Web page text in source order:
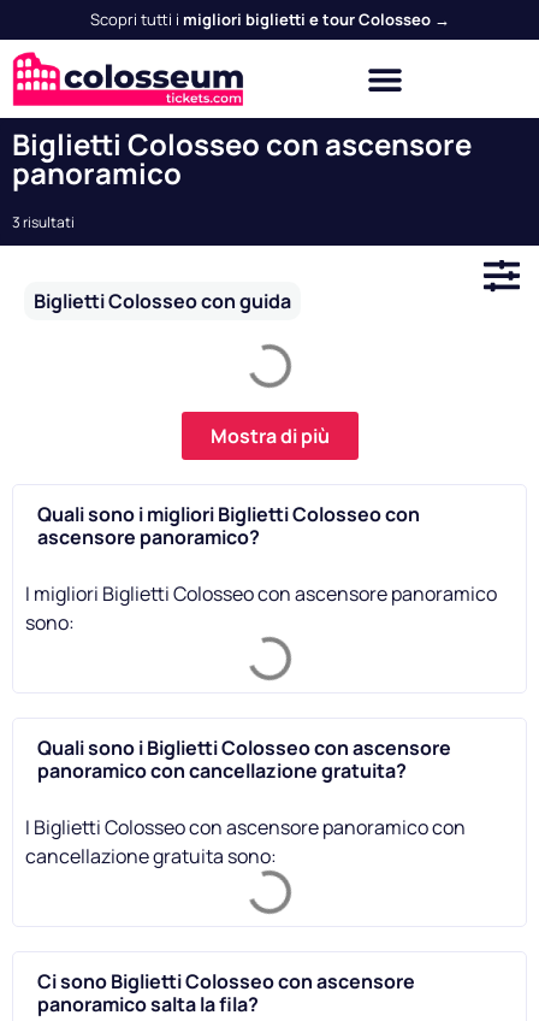
Scopri tutti i migliori biglietti e tour Colosseo →
Biglietti Colosseo con ascensore
panoramico
3 risultati
Biglietti Colosseo con guida
Mostra di più
Quali sono i migliori Biglietti Colosseo con
ascensore panoramico?
I migliori Biglietti Colosseo con ascensore panoramico
sono:
Quali sono i Biglietti Colosseo con ascensore
panoramico con cancellazione gratuita?
I Biglietti Colosseo con ascensore panoramico con
cancellazione gratuita sono:
Ci sono Biglietti Colosseo con ascensore
panoramico salta la fila?